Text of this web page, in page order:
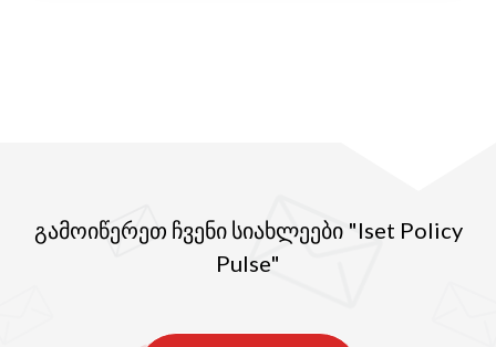
გამოიწერეთ ჩვენი სიახლეები "Iset Policy
Pulse"